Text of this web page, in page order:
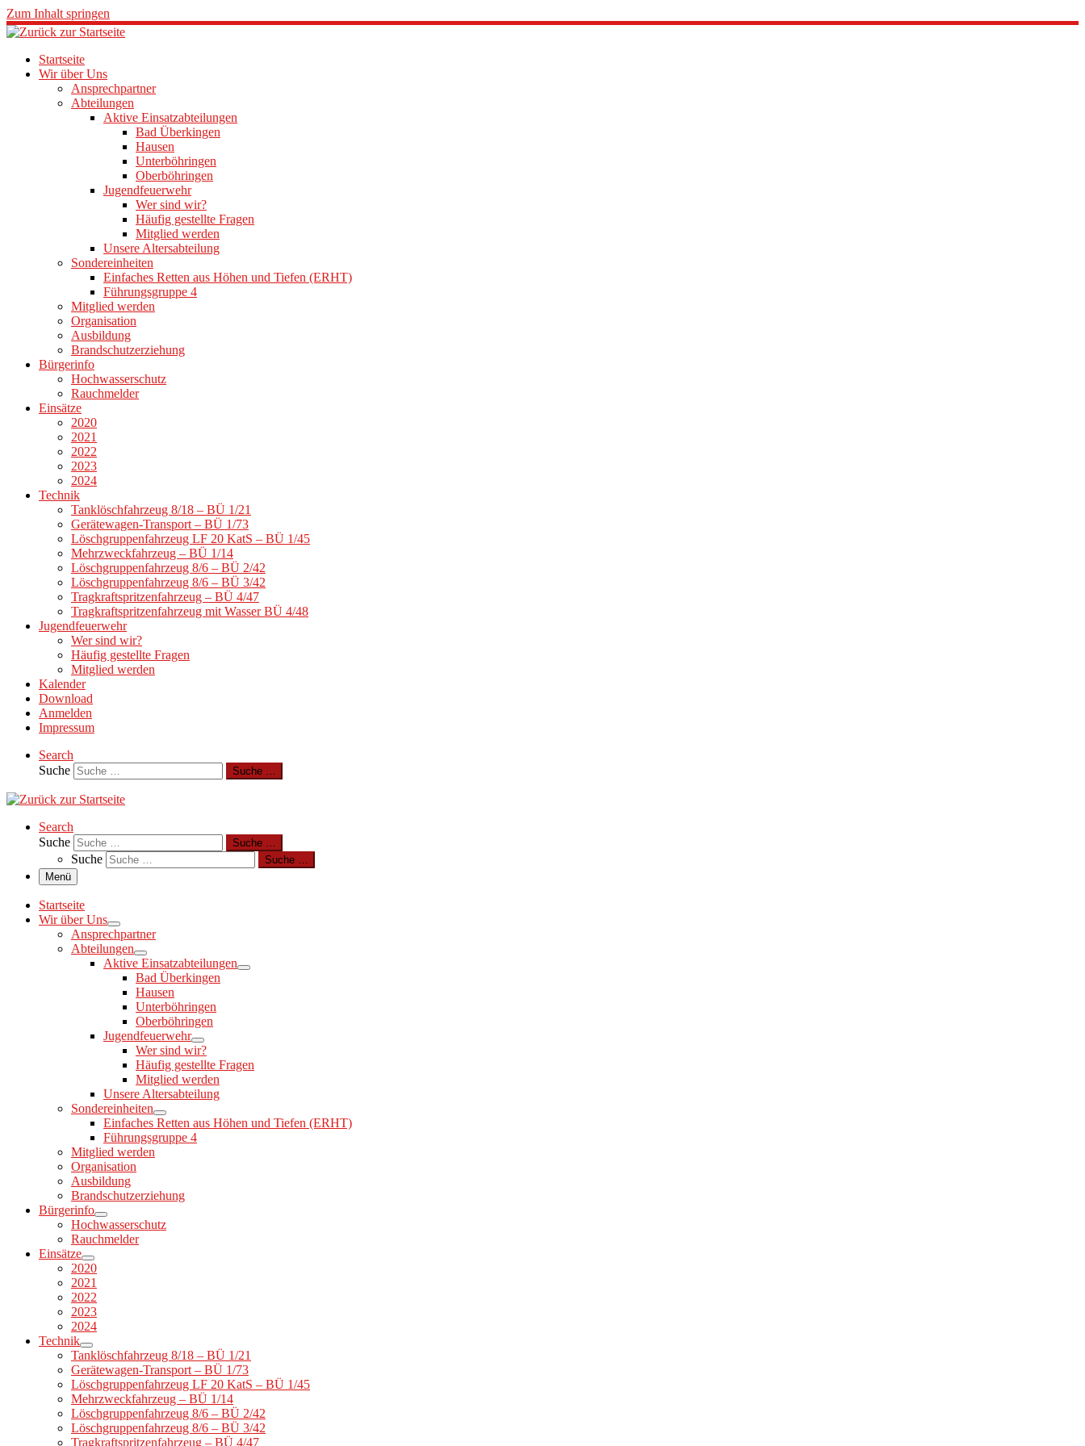
Zum Inhalt springen
Startseite
Wir über Uns
Ansprechpartner
Abteilungen
Aktive Einsatzabteilungen
Bad Überkingen
Hausen
Unterböhringen
Oberböhringen
Jugendfeuerwehr
Wer sind wir?
Häufig gestellte Fragen
Mitglied werden
Unsere Altersabteilung
Sondereinheiten
Einfaches Retten aus Höhen und Tiefen (ERHT)
Führungsgruppe 4
Mitglied werden
Organisation
Ausbildung
Brandschutzerziehung
Bürgerinfo
Hochwasserschutz
Rauchmelder
Einsätze
2020
2021
2022
2023
2024
Technik
Tanklöschfahrzeug 8/18 – BÜ 1/21
Gerätewagen-Transport – BÜ 1/73
Löschgruppenfahrzeug LF 20 KatS – BÜ 1/45
Mehrzweckfahrzeug – BÜ 1/14
Löschgruppenfahrzeug 8/6 – BÜ 2/42
Löschgruppenfahrzeug 8/6 – BÜ 3/42
Tragkraftspritzenfahrzeug – BÜ 4/47
Tragkraftspritzenfahrzeug mit Wasser BÜ 4/48
Jugendfeuerwehr
Wer sind wir?
Häufig gestellte Fragen
Mitglied werden
Kalender
Download
Anmelden
Impressum
Search
Suche
Suche …
Search
Suche
Suche …
Suche
Suche …
Menü
Startseite
Wir über Uns
Ansprechpartner
Abteilungen
Aktive Einsatzabteilungen
Bad Überkingen
Hausen
Unterböhringen
Oberböhringen
Jugendfeuerwehr
Wer sind wir?
Häufig gestellte Fragen
Mitglied werden
Unsere Altersabteilung
Sondereinheiten
Einfaches Retten aus Höhen und Tiefen (ERHT)
Führungsgruppe 4
Mitglied werden
Organisation
Ausbildung
Brandschutzerziehung
Bürgerinfo
Hochwasserschutz
Rauchmelder
Einsätze
2020
2021
2022
2023
2024
Technik
Tanklöschfahrzeug 8/18 – BÜ 1/21
Gerätewagen-Transport – BÜ 1/73
Löschgruppenfahrzeug LF 20 KatS – BÜ 1/45
Mehrzweckfahrzeug – BÜ 1/14
Löschgruppenfahrzeug 8/6 – BÜ 2/42
Löschgruppenfahrzeug 8/6 – BÜ 3/42
Tragkraftspritzenfahrzeug – BÜ 4/47